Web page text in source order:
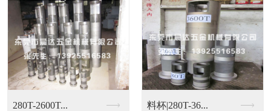
280T-2600T... 料杯|280T-36...